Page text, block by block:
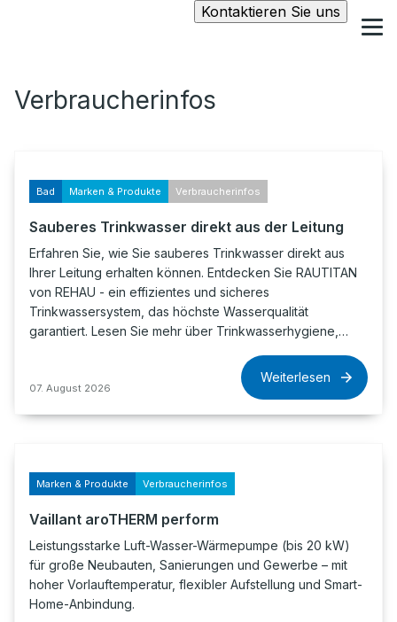
Kontaktieren Sie uns
Verbraucherinfos
Bad Marken & Produkte Verbraucherinfos
Sauberes Trinkwasser direkt aus der Leitung
Erfahren Sie, wie Sie sauberes Trinkwasser direkt aus
Ihrer Leitung erhalten können. Entdecken Sie RAUTITAN
von REHAU - ein effizientes und sicheres
Trinkwassersystem, das höchste Wasserqualität
garantiert. Lesen Sie mehr über Trinkwasserhygiene,…
07. August 2026
Weiterlesen
Marken & Produkte Verbraucherinfos
Vaillant aroTHERM perform
Leistungsstarke Luft-Wasser-Wärmepumpe (bis 20 kW)
für große Neubauten, Sanierungen und Gewerbe – mit
hoher Vorlauftemperatur, flexibler Aufstellung und Smart-
Home-Anbindung.